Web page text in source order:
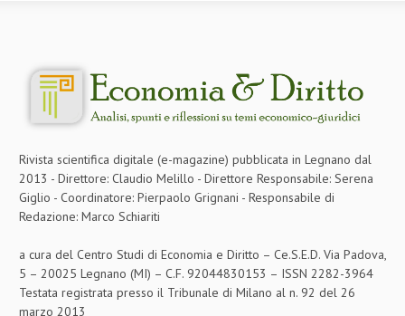
Rivista scientifica digitale (e-magazine) pubblicata in Legnano dal
2013 - Direttore: Claudio Melillo - Direttore Responsabile: Serena
Giglio - Coordinatore: Pierpaolo Grignani - Responsabile di
Redazione: Marco Schiariti
a cura del Centro Studi di Economia e Diritto – Ce.S.E.D. Via Padova,
5 – 20025 Legnano (MI) – C.F. 92044830153 – ISSN 2282-3964
Testata registrata presso il Tribunale di Milano al n. 92 del 26
marzo 2013